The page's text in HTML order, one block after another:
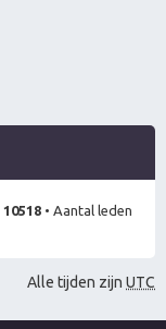
10518 • Aantal leden
Alle tijden zijn UTC